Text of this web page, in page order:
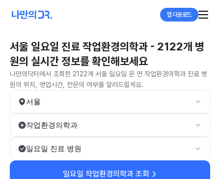
앱 다운로드
서울 일요일 진료 작업환경의학과 - 2122개 병
원의 실시간 정보를 확인해보세요
나만의닥터에서 조회한 2122개 서울 일요일 문 연 작업환경의학과 진료 병
원의 위치, 영업시간, 전문의 여부를 알려드릴게요.
서울
작업환경의학과
일요일 진료 병원
일요일 작업환경의학과 조회